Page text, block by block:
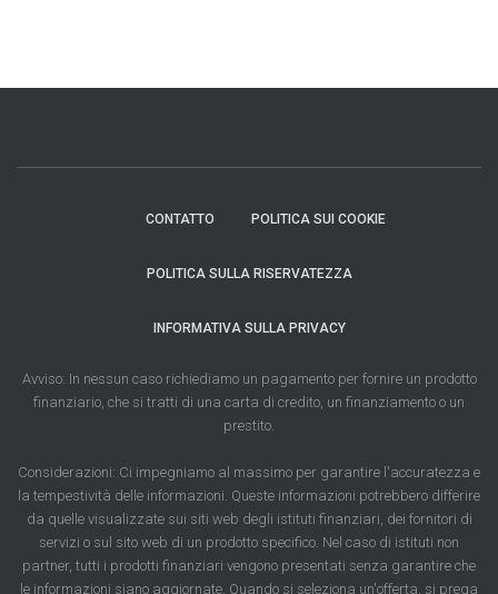
CONTATTO POLITICA SUI COOKIE
POLITICA SULLA RISERVATEZZA
INFORMATIVA SULLA PRIVACY
Avviso: In nessun caso richiediamo un pagamento per fornire un prodotto
finanziario, che si tratti di una carta di credito, un finanziamento o un
prestito.
Considerazioni: Ci impegniamo al massimo per garantire l'accuratezza e
la tempestività delle informazioni. Queste informazioni potrebbero differire
da quelle visualizzate sui siti web degli istituti finanziari, dei fornitori di
servizi o sul sito web di un prodotto specifico. Nel caso di istituti non
partner, tutti i prodotti finanziari vengono presentati senza garantire che
le informazioni siano aggiornate. Quando si seleziona un'offerta, si prega